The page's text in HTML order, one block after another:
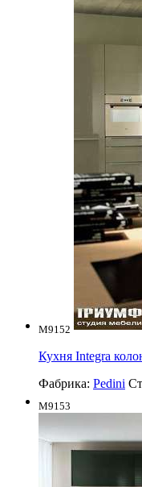
M9152
Кухня Integra
Фабрика: Pedini
M9153